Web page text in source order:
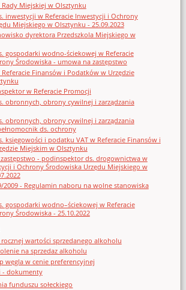
Miejskiej w Olsztynku
inwestycji w Referacie Inwestycji i Ochrony
Miejskiego w Olsztynku - 25.09.2023
dyrektora Przedszkola Miejskiego w
gospodarki wodno-ściekowej w Referacie
Środowiska - umowa na zastępstwo
Finansów i Podatków w Urzędzie
w Referacie Promocji
obronnych, obrony cywilnej i zarządzania
obronnych, obrony cywilnej i zarządzania
ds. ochrony
księgowości i podatku VAT w Referacie Finansów i
Miejskim w Olsztynku
- podinspektor ds. drogownictwa w
i Ochrony Środowiska Urzędu Miejskiego w
2009 - Regulamin naboru na wolne stanowiska
gospodarki wodno–ściekowej w Referacie
Środowiska - 25.10.2022
wartości sprzedanego alkoholu
na sprzedaz alkoholu
węgla w cenie preferencyjnej
- dokumenty
funduszu sołeckiego